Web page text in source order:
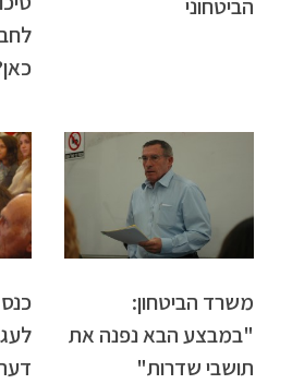
הביטחוני
משרד הביטחון:
"במבצע הבא נפנה את
תושבי שדרות"